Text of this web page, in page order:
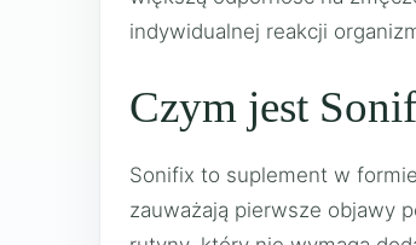
indywidualnej reakcji
Czym jest
Sonifix to suplement w
zauważają pierwsze objawy